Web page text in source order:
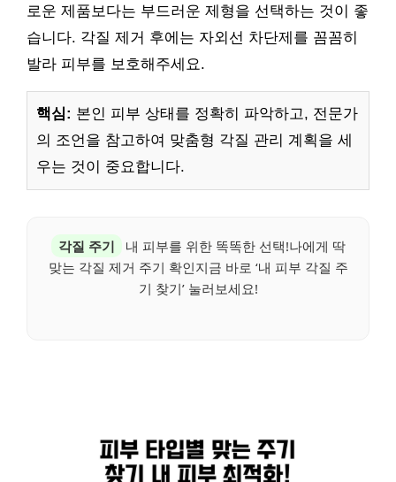
로운 제품보다는 부드러운 제형을 선택하는 것이 좋
습니다. 각질 제거 후에는 자외선 차단제를 꼼꼼히
발라 피부를 보호해주세요.
핵심: 본인 피부 상태를 정확히 파악하고, 전문가
의 조언을 참고하여 맞춤형 각질 관리 계획을 세
우는 것이 중요합니다.
각질 주기
내 피부를 위한 똑똑한 선택!나에게 딱
맞는 각질 제거 주기 확인지금 바로 ‘내 피부 각질 주
기 찾기’ 눌러보세요!